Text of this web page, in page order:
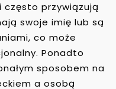
przywiązują
swoje imię lub są
co może
Ponadto
sposobem na
a osobą